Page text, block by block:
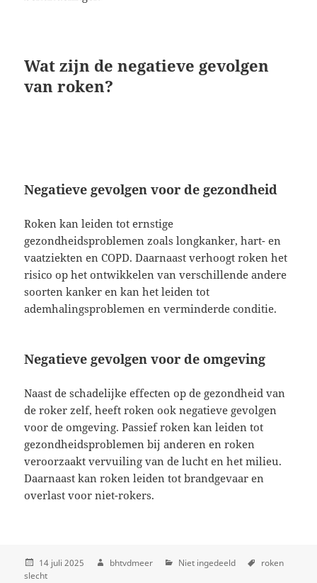
Wat zijn de negatieve gevolgen
van roken?
Negatieve gevolgen voor de gezondheid
Roken kan leiden tot ernstige
gezondheidsproblemen zoals longkanker, hart- en
vaatziekten en COPD. Daarnaast verhoogt roken het
risico op het ontwikkelen van verschillende andere
soorten kanker en kan het leiden tot
ademhalingsproblemen en verminderde conditie.
Negatieve gevolgen voor de omgeving
Naast de schadelijke effecten op de gezondheid van
de roker zelf, heeft roken ook negatieve gevolgen
voor de omgeving. Passief roken kan leiden tot
gezondheidsproblemen bij anderen en roken
veroorzaakt vervuiling van de lucht en het milieu.
Daarnaast kan roken leiden tot brandgevaar en
overlast voor niet-rokers.
14 juli 2025 bhtvdmeer Niet ingedeeld
roken
slecht